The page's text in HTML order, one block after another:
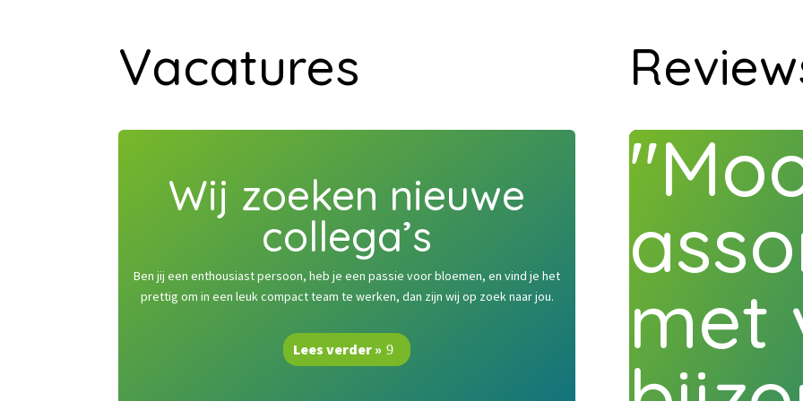
Vacatures
Wij zoeken nieuwe
collega’s
Ben jij een enthousiast persoon, heb je een passie voor bloemen, en vind je het
prettig om in een leuk compact team te werken, dan zijn wij op zoek naar jou.
Lees verder »
met